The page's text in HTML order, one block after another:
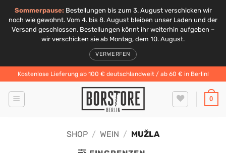
Sommerpause: Bestellungen bis zum 3. August verschicken wir
noch wie gewohnt. Vom 4. bis 8. August bleiben unser Laden und der
Versand geschlossen. Bestellungen könnt ihr weiterhin aufgeben –
wir verschicken sie ab Montag, dem 10. August.
VERWERFEN
Inhalt
springen
Kostenlose Lieferung ab 100 € deutschlandweit / ab 60 € in Berlin!
0
SHOP / WEIN / MUŽLA